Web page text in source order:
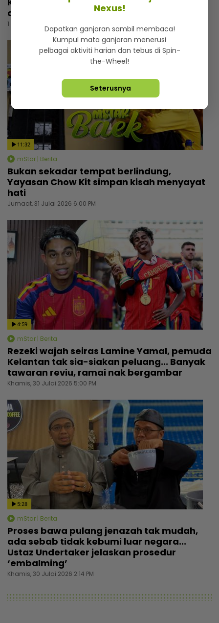
orang cakap patutlah bercerai”
1 hari lalu
11:32
mStar | Berita
Bukan sekadar tempat berlindung,
Yayasan Chow Kit simpan kisah menyayat
hati
Jumaat, 31 Julai 2026 6:00 PM
4:59
mStar | Berita
Rezeki wajah seiras Lamine Yamal, pemuda
Kelantan tak sia-siakan peluang... Banyak
tawaran reviu, ramai nak bergambar
Khamis, 30 Julai 2026 5:00 PM
5:28
mStar | Berita
Proses bawa pulang jenazah tak mudah,
ada sebab tidak kebumi luar negara...
Ustaz Undertaker jelaskan prosedur
‘embalming’
Khamis, 30 Julai 2026 2:14 PM
Nexus!
Dapatkan ganjaran sambil membaca!
Kumpul mata ganjaran menerusi
pelbagai aktiviti harian dan tebus di Spin-
the-Wheel!
Seterusnya